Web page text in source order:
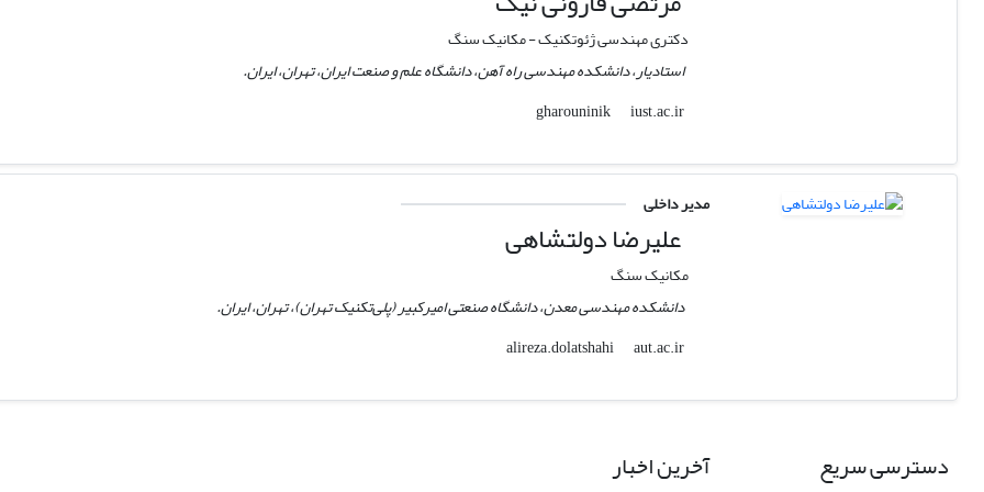
دکتری مهندسی ژئوتکنیک - مکانیک سنگ
استادیار، دانشکده مهندسی راه آهن، دانشگاه علم و صنعت ایران، تهران، ایران.
gharouninik
iust.ac.ir
مدیر داخلی
علیرضا دولتشاهی
مکانیک سنگ
دانشکده مهندسی معدن، دانشگاه صنعتی امیرکبیر (پلی‌تکنیک تهران)، تهران، ایران.
alireza.dolatshahi
aut.ac.ir
دسترسی سریع آخرین اخبار